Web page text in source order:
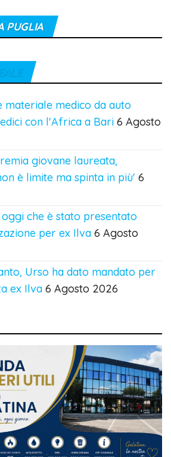
PUGLIA
materiale medico da auto
con l'Africa a Bari 6 Agosto
giovane laureata,
è limite ma spinta in più' 6
che è stato presentato
per ex Ilva 6 Agosto
Urso ha dato mandato per
ex Ilva 6 Agosto 2026